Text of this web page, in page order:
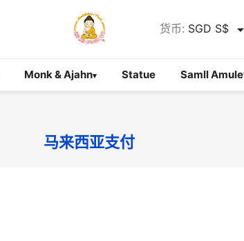
货币: SGD S$ 
Monk & Ajahn▾ Statue Samll
马来西亚支付